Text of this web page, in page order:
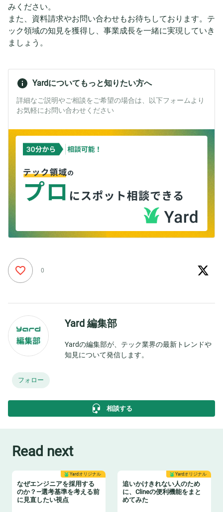
みください。
また、資料請求やお問い合わせもお待ちしております。テ
ック領域の知見を獲得し、事業成長を一緒に実現していき
ましょう。
Yardについてもっと知りたい方へ
詳細なご説明やご相談をご希望の場合は、以下フォームより
お気軽にお問い合わせください
0
Yard 編集部
Yardの編集部が、テック業界の最新トレンドや
知見について発信します。
フォロー
相談する
Read next
Yardオリジナル
なぜエンジニアを採用する
のか？—選考基準を考える前
に見直したい視点
Yardオリジナル
追いかけきれない人のため
に、Clineの便利機能をまと
めてみた